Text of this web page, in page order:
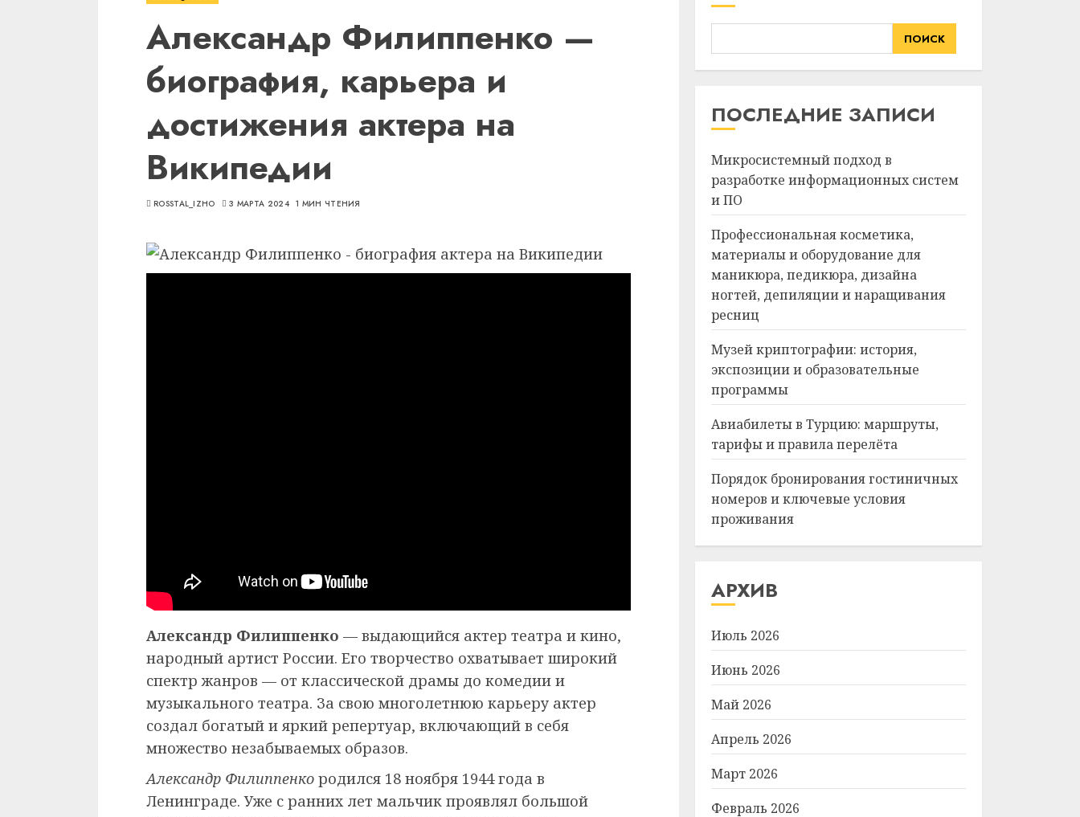
Александр Филиппенко —
биография, карьера и
достижения актера на
Википедии
ROSSTAL_IZHO 3 МАРТА 2024 1 МИН ЧТЕНИЯ
Александр Филиппенко — выдающийся актер театра и кино,
народный артист России. Его творчество охватывает широкий
спектр жанров — от классической драмы до комедии и
музыкального театра. За свою многолетнюю карьеру актер
создал богатый и яркий репертуар, включающий в себя
множество незабываемых образов.
Александр Филиппенко родился 18 ноября 1944 года в
Ленинграде. Уже с ранних лет мальчик проявлял большой
ПОИСК
ПОСЛЕДНИЕ ЗАПИСИ
Микросистемный подход в
разработке информационных систем
и ПО
Профессиональная косметика,
материалы и оборудование для
маникюра, педикюра, дизайна
ногтей, депиляции и наращивания
ресниц
Музей криптографии: история,
экспозиции и образовательные
программы
Авиабилеты в Турцию: маршруты,
тарифы и правила перелёта
Порядок бронирования гостиничных
номеров и ключевые условия
проживания
АРХИВ
Июль 2026
Июнь 2026
Май 2026
Апрель 2026
Март 2026
Февраль 2026